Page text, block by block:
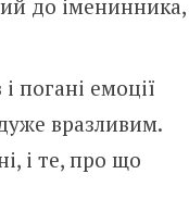
до іменинника,
погані емоції
вразливим.
і те, про що